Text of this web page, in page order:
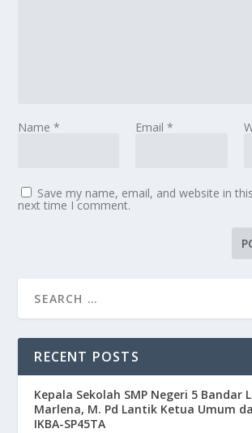
Name* Email *
Save my name, email, and website in
next time I comment.
RECENT POSTS
Kepala Sekolah SMP Negeri 5 Bandar
Marlena, M. Pd Lantik Ketua Umum
IKBA-SP45TA